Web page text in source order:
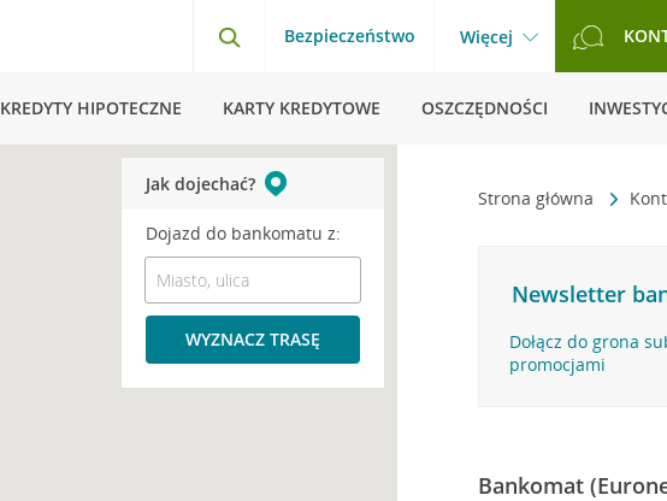
Bezpieczeństwo Więcej
KREDYTY HIPOTECZNE KARTY KREDYTOWE OSZCZĘDNOŚCI
Strona główna
Newsletter
Dołącz do grona
promocjami
Bankomat
Jak dojechać?
Dojazd do bankomatu z:
WYZNACZ TRASĘ